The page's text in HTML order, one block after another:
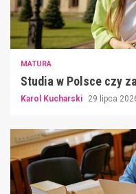
MATURA
Studia w Polsce czy
Karol Kucharski 29 lipca